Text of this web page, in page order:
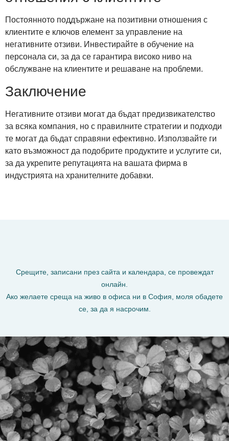
Постоянното поддържане на позитивни отношения с
клиентите е ключов елемент за управление на
негативните отзиви. Инвестирайте в обучение на
персонала си, за да се гарантира високо ниво на
обслужване на клиентите и решаване на проблеми.
Заключение
Негативните отзиви могат да бъдат предизвикателство
за всяка компания, но с правилните стратегии и подходи
те могат да бъдат справяни ефективно. Използвайте ги
като възможност да подобрите продуктите и услугите си,
за да укрепите репутацията на вашата фирма в
индустрията на хранителните добавки.
Срещите, записани през сайта и календара, се провеждат
онлайн.
Ако желаете среща на живо в офиса ни в София, моля обадете
се, за да я насрочим.